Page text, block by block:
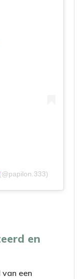
(@papilon.333)
en
een